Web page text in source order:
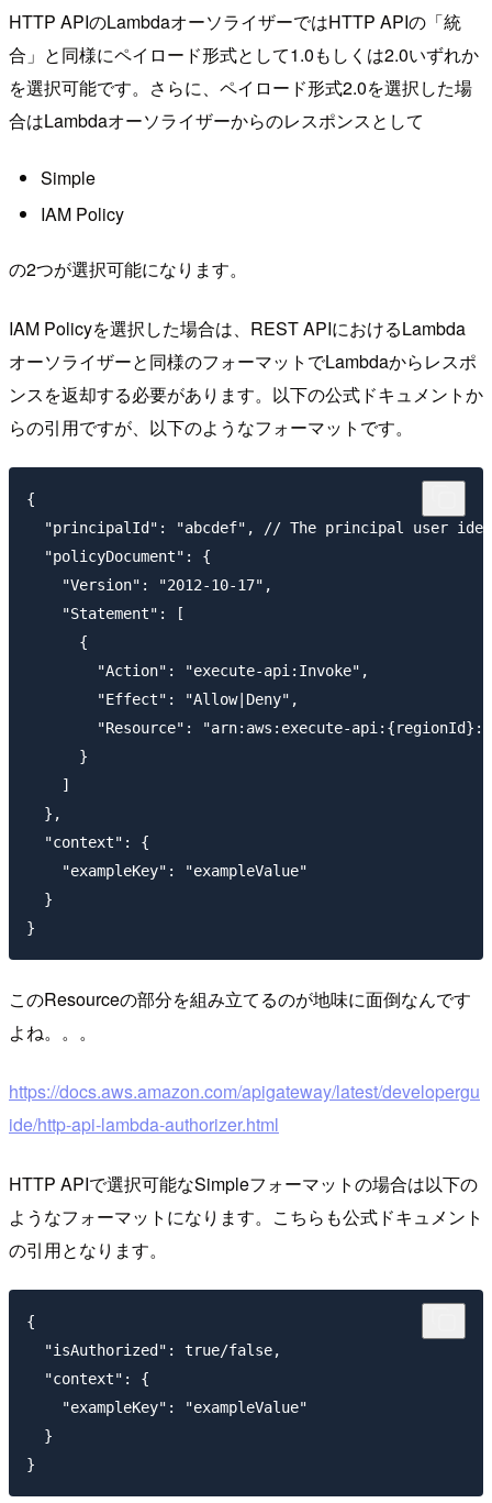
HTTP APIのLambdaオーソライザーではHTTP APIの「統
合」と同様にペイロード形式として1.0もしくは2.0いずれか
を選択可能です。さらに、ペイロード形式2.0を選択した場
合はLambdaオーソライザーからのレスポンスとして
Simple
IAM Policy
の2つが選択可能になります。
IAM Policyを選択した場合は、REST APIにおけるLambda
オーソライザーと同様のフォーマットでLambdaからレスポ
ンスを返却する必要があります。以下の公式ドキュメントか
らの引用ですが、以下のようなフォーマットです。
{
"principalId": "abcdef", // The principal user
  "policyDocument": {
    "Version": "2012-10-17",
    "Statement": [
      {
        "Action": "execute-api:Invoke",
        "Effect": "Allow|Deny",
"Resource": "arn:aws:execute-
      }
    ]
  },
  "context": {
    "exampleKey": "exampleValue"
  }
このResourceの部分を組み立てるのが地味に面倒なんです
よね。。。
https://docs.aws.amazon.com/apigateway/latest/developergu
ide/http-api-lambda-authorizer.html
HTTP APIで選択可能なSimpleフォーマットの場合は以下の
ようなフォーマットになります。こちらも公式ドキュメント
の引用となります。
{
  "isAuthorized": true/false,
  "context": {
    "exampleKey": "exampleValue"
  }